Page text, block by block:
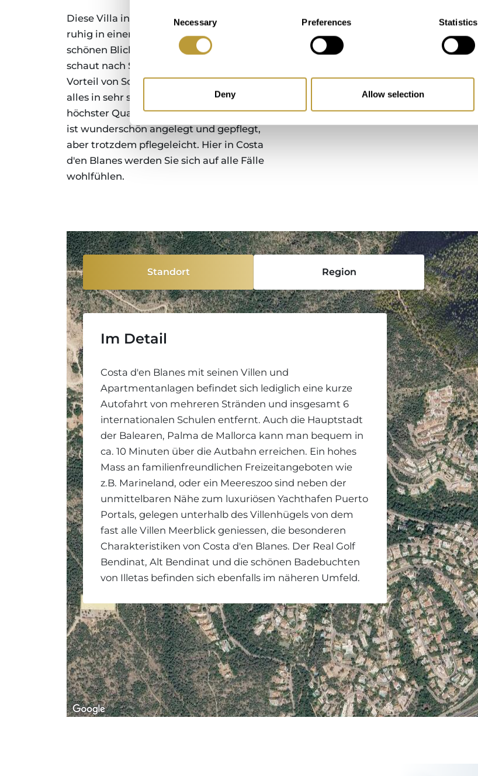
Necessary Preferences Statistics
Deny Allow selection
Diese Villa in Costa d´en Blanes liegt sehr
ruhig in einer cul-de-sac und hat einen
schönen Blick auf eine Grünzone. Sie
schaut nach Süden und so haben Sie den
Vorteil von Sonne von früh bis spät. Es ist
alles in sehr solider Bauweise und
höchster Qualität ausgeführt. Der Garten
ist wunderschön angelegt und gepflegt,
aber trotzdem pflegeleicht. Hier in Costa
d'en Blanes werden Sie sich auf alle Fälle
wohlfühlen.
Standort Region
Im Detail
Costa d'en Blanes mit seinen Villen und
Apartmentanlagen befindet sich lediglich eine kurze
Autofahrt von mehreren Stränden und insgesamt 6
internationalen Schulen entfernt. Auch die Hauptstadt
der Balearen, Palma de Mallorca kann man bequem in
ca. 10 Minuten über die Autbahn erreichen. Ein hohes
Mass an familienfreundlichen Freizeitangeboten wie
z.B. Marineland, oder ein Meereszoo sind neben der
unmittelbaren Nähe zum luxuriösen Yachthafen Puerto
Portals, gelegen unterhalb des Villenhügels von dem
fast alle Villen Meerblick geniessen, die besonderen
Charakteristiken von Costa d'en Blanes. Der Real Golf
Bendinat, Alt Bendinat und die schönen Badebuchten
von Illetas befinden sich ebenfalls im näheren Umfeld.